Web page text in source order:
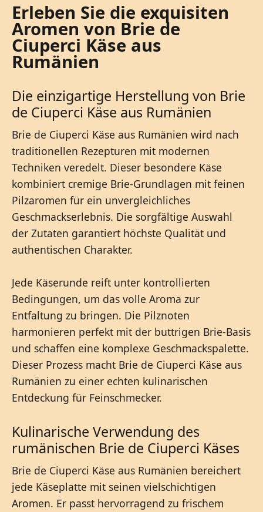
Erleben Sie die exquisiten
Aromen von Brie de
Ciuperci Käse aus
Rumänien
Die einzigartige Herstellung von Brie
de Ciuperci Käse aus Rumänien
Brie de Ciuperci Käse aus Rumänien wird nach
traditionellen Rezepturen mit modernen
Techniken veredelt. Dieser besondere Käse
kombiniert cremige Brie-Grundlagen mit feinen
Pilzaromen für ein unvergleichliches
Geschmackserlebnis. Die sorgfältige Auswahl
der Zutaten garantiert höchste Qualität und
authentischen Charakter.
Jede Käserunde reift unter kontrollierten
Bedingungen, um das volle Aroma zur
Entfaltung zu bringen. Die Pilznoten
harmonieren perfekt mit der buttrigen Brie-Basis
und schaffen eine komplexe Geschmackspalette.
Dieser Prozess macht Brie de Ciuperci Käse aus
Rumänien zu einer echten kulinarischen
Entdeckung für Feinschmecker.
Kulinarische Verwendung des
rumänischen Brie de Ciuperci Käses
Brie de Ciuperci Käse aus Rumänien bereichert
jede Käseplatte mit seinen vielschichtigen
Aromen. Er passt hervorragend zu frischem